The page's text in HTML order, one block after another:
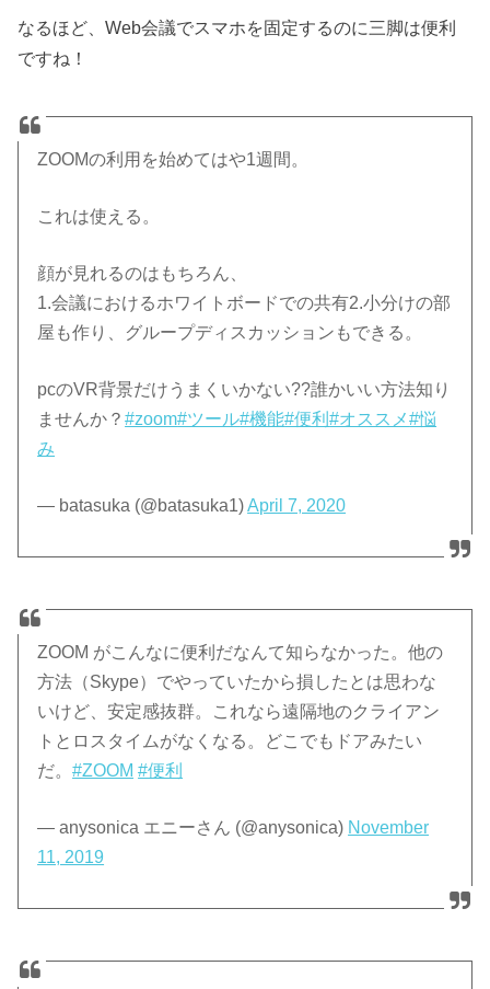
なるほど、Web会議でスマホを固定するのに三脚は便利
ですね！
ZOOMの利用を始めてはや1週間。
これは使える。
顔が見れるのはもちろん、
1.会議におけるホワイトボードでの共有2.小分けの部
屋も作り、グループディスカッションもできる。
pcのVR背景だけうまくいかない??誰かいい方法知り
ませんか？#zoom#ツール#機能#便利#オススメ#悩
み
— batasuka (@batasuka1)April 7, 2020
ZOOM がこんなに便利だなんて知らなかった。他の
方法（Skype）でやっていたから損したとは思わな
いけど、安定感抜群。これなら遠隔地のクライアン
トとロスタイムがなくなる。どこでもドアみたい
だ。#ZOOM #便利
— anysonica エニーさん (@anysonica) November
11, 2019